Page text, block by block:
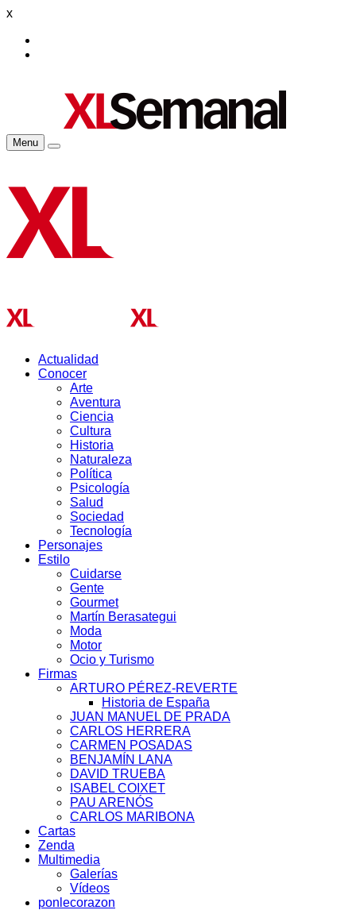
x
Menu
Actualidad
Conocer
Arte
Aventura
Ciencia
Cultura
Historia
Naturaleza
Política
Psicología
Salud
Sociedad
Tecnología
Personajes
Estilo
Cuidarse
Gente
Gourmet
Martín Berasategui
Moda
Motor
Ocio y Turismo
Firmas
ARTURO PÉREZ-REVERTE
Historia de España
JUAN MANUEL DE PRADA
CARLOS HERRERA
CARMEN POSADAS
BENJAMÍN LANA
DAVID TRUEBA
ISABEL COIXET
PAU ARENÓS
CARLOS MARIBONA
Cartas
Zenda
Multimedia
Galerías
Vídeos
ponlecorazon